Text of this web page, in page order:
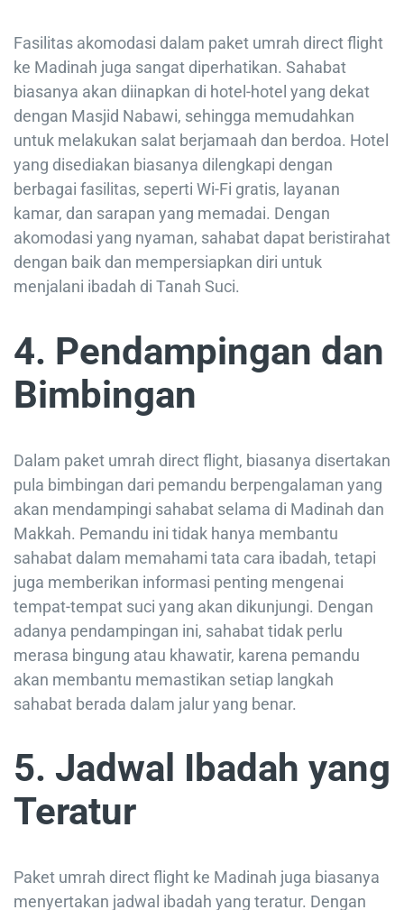
Fasilitas akomodasi dalam paket umrah direct flight
ke Madinah juga sangat diperhatikan. Sahabat
biasanya akan diinapkan di hotel-hotel yang dekat
dengan Masjid Nabawi, sehingga memudahkan
untuk melakukan salat berjamaah dan berdoa. Hotel
yang disediakan biasanya dilengkapi dengan
berbagai fasilitas, seperti Wi-Fi gratis, layanan
kamar, dan sarapan yang memadai. Dengan
akomodasi yang nyaman, sahabat dapat beristirahat
dengan baik dan mempersiapkan diri untuk
menjalani ibadah di Tanah Suci.
4. Pendampingan dan
Bimbingan
Dalam paket umrah direct flight, biasanya disertakan
pula bimbingan dari pemandu berpengalaman yang
akan mendampingi sahabat selama di Madinah dan
Makkah. Pemandu ini tidak hanya membantu
sahabat dalam memahami tata cara ibadah, tetapi
juga memberikan informasi penting mengenai
tempat-tempat suci yang akan dikunjungi. Dengan
adanya pendampingan ini, sahabat tidak perlu
merasa bingung atau khawatir, karena pemandu
akan membantu memastikan setiap langkah
sahabat berada dalam jalur yang benar.
5. Jadwal Ibadah yang
Teratur
Paket umrah direct flight ke Madinah juga biasanya
menyertakan jadwal ibadah yang teratur. Dengan